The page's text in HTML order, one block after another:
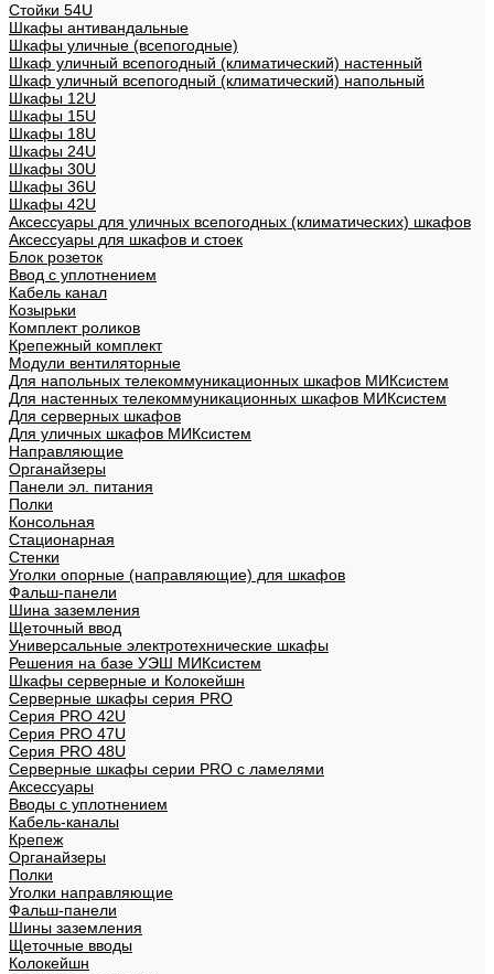
Стойки 54U
Шкафы антивандальные
Шкафы уличные (всепогодные)
Шкаф уличный всепогодный (климатический) настенный
Шкаф уличный всепогодный (климатический) напольный
Шкафы 12U
Шкафы 15U
Шкафы 18U
Шкафы 24U
Шкафы 30U
Шкафы 36U
Шкафы 42U
Аксессуары для уличных всепогодных (климатических) шкафов
Аксессуары для шкафов и стоек
Блок розеток
Ввод с уплотнением
Кабель канал
Козырьки
Комплект роликов
Крепежный комплект
Модули вентиляторные
Для напольных телекоммуникационных шкафов МИКсистем
Для настенных телекоммуникационных шкафов МИКсистем
Для серверных шкафов
Для уличных шкафов МИКсистем
Направляющие
Органайзеры
Панели эл. питания
Полки
Консольная
Стационарная
Стенки
Уголки опорные (направляющие) для шкафов
Фальш-панели
Шина заземления
Щеточный ввод
Универсальные электротехнические шкафы
Решения на базе УЭШ МИКсистем
Шкафы серверные и Колокейшн
Серверные шкафы серия PRO
Серия PRO 42U
Серия PRO 47U
Серия PRO 48U
Серверные шкафы серии PRO с ламелями
Аксессуары
Вводы с уплотнением
Кабель-каналы
Крепеж
Органайзеры
Полки
Уголки направляющие
Фальш-панели
Шины заземления
Щеточные вводы
Колокейшн